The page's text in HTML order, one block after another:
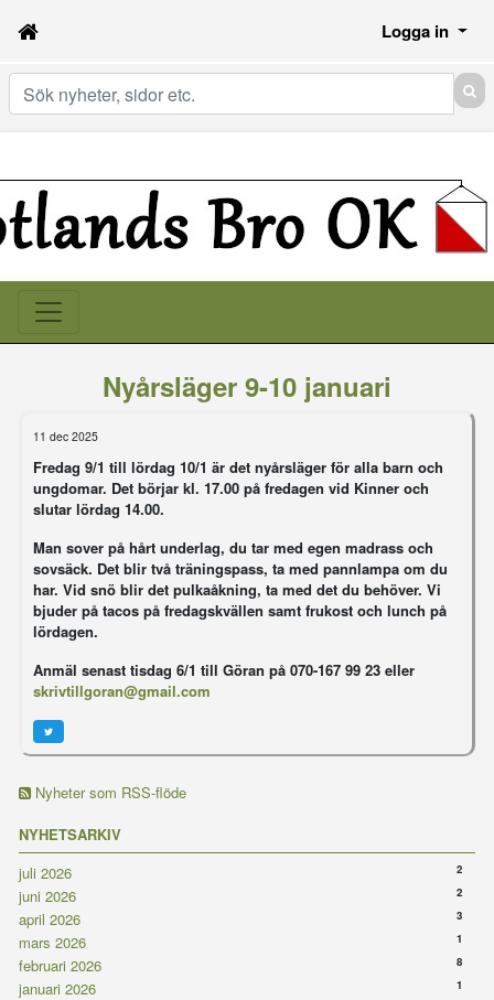
Logga in
Sök
Nyheter som RSS-flöde
NYHETSARKIV
juli 2026
2
juni 2026 2
april 2026 3
mars 2026 1
februari 2026 8
januari 2026 1
Nyårsläger 9-10 januari
11 dec 2025
Fredag 9/1 till lördag 10/1 är det nyårsläger för alla barn och
ungdomar. Det börjar kl. 17.00 på fredagen vid Kinner och
slutar lördag 14.00.
Man sover på hårt underlag, du tar med egen madrass och
sovsäck. Det blir två träningspass, ta med pannlampa om du
har. Vid snö blir det pulkaåkning, ta med det du behöver. Vi
bjuder på tacos på fredagskvällen samt frukost och lunch på
lördagen.
Anmäl senast tisdag 6/1 till Göran på 070-167 99 23 eller
skrivtillgoran@gmail.com